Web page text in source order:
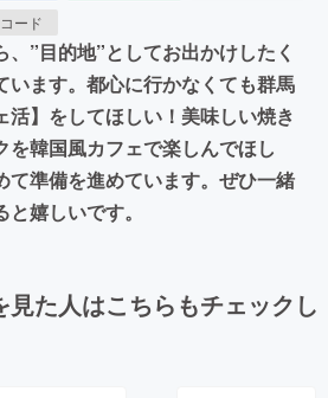
ード
”目的地”としてお出かけしたく
います。都心に行かなくても群馬
活】をしてほしい！美味しい焼き
を韓国風カフェで楽しんでほし
て準備を進めています。ぜひ一緒
嬉しいです。
見た人はこちらもチェックし